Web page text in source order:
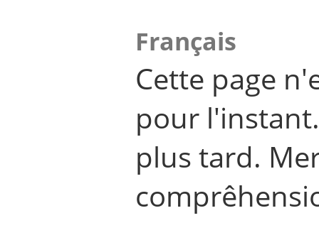
Français
Cette page
pour
plus tard.